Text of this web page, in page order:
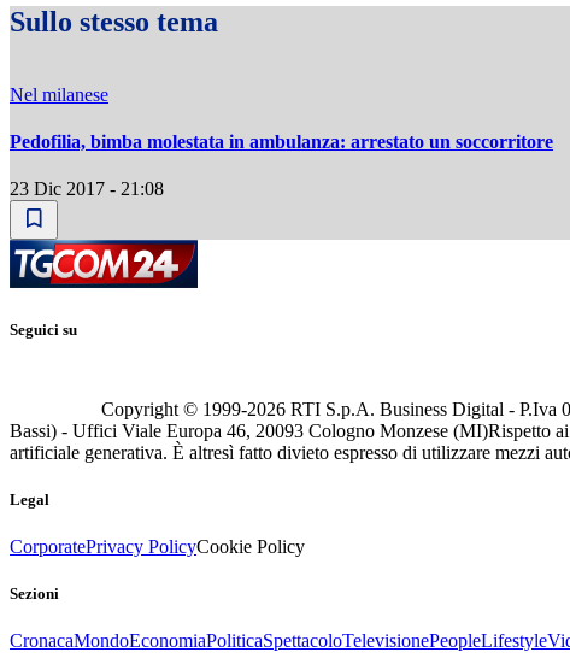
Sullo stesso tema
Nel milanese
Pedofilia, bimba molestata in ambulanza: arrestato un soccorritore
23 Dic 2017 - 21:08
Seguici su
Copyright © 1999-2026 RTI S.p.A. Business Digital - P.Iva
Bassi) - Uffici Viale Europa 46, 20093 Cologno Monzese (MI)Rispetto
artificiale generativa. È altresì fatto divieto espresso di utilizzare mezzi
Legal
CorporatePrivacy PolicyCookie Policy
Sezioni
CronacaMondoEconomiaPoliticaSpettacoloTelevisionePeopleLifestyle